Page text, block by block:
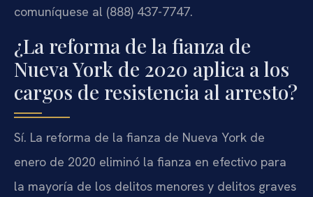
comuníquese al (888) 437-7747.
¿La reforma de la fianza de
Nueva York de 2020 aplica a los
cargos de resistencia al arresto?
Sí. La reforma de la fianza de Nueva York de
enero de 2020 eliminó la fianza en efectivo para
la mayoría de los delitos menores y delitos graves